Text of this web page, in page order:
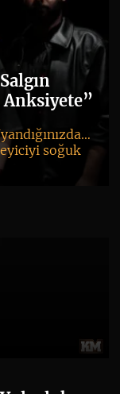
Anksiyete”
soğuk